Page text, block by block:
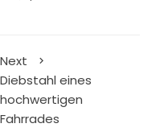
Next
Diebstahl eines
hochwertigen
Fahrrades